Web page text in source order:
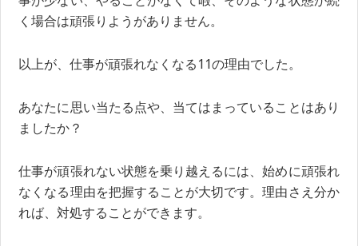
く場合は頑張りようがありません。
以上が、仕事が頑張れなくなる11の理由でした。
あなたに思い当たる点や、当てはまっていることはあり
ましたか？
仕事が頑張れない状態を乗り越えるには、始めに頑張れ
なくなる理由を把握することが大切です。理由さえ分か
れば、対処することができます。